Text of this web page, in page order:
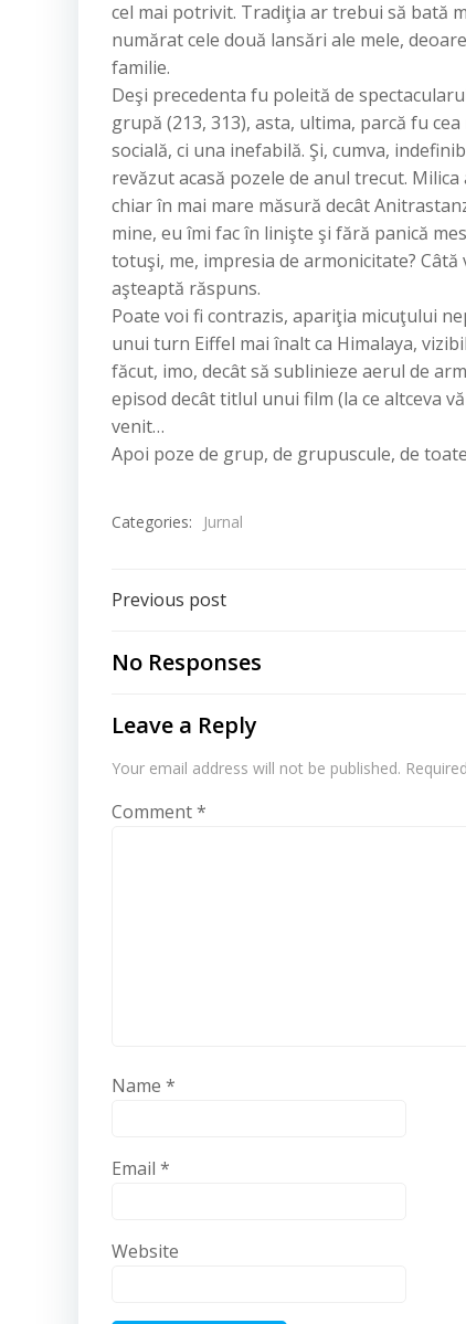
cel mai potrivit. Tradiţia ar trebui să bată
numărat cele două lansări ale mele,
familie.
Deşi precedenta fu poleită de
grupă (213, 313), asta, ultima, parcă fu
socială, ci una inefabilă. Şi, cumva,
revăzut acasă pozele de anul trecut.
chiar în mai mare măsură decât
mine, eu îmi fac în linişte şi fără panică
totuşi, me, impresia de armonicitate?
aşteaptă răspuns.
Poate voi fi contrazis, apariţia micuţului
unui turn Eiffel mai înalt ca Himalaya,
făcut, imo, decât să sublinieze aerul de
episod decât titlul unui film (la ce altceva
venit…
Apoi poze de grup, de grupuscule, de
Categories: Jurnal
Post
navigation
Previous post
No Responses
Leave a Reply
Your email address will not be published.
Comment*
Name *
Email *
Website